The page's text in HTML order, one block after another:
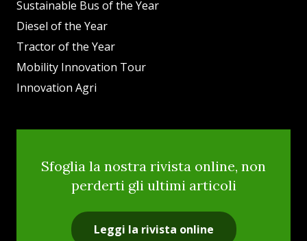
Sustainable Bus of the Year
Diesel of the Year
Tractor of the Year
Mobility Innovation Tour
Innovation Agri
Sfoglia la nostra rivista online, non
perderti gli ultimi articoli
Leggi la rivista online